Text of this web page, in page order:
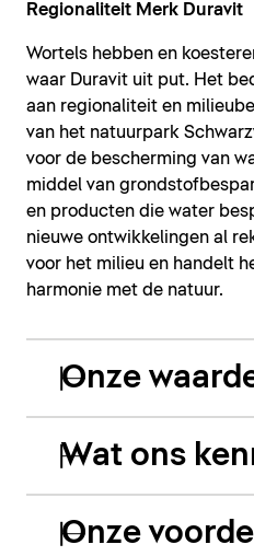
Regionaliteit Merk Duravit
Wortels hebben en
waar Duravit uit put. Het
aan regionaliteit en
van het natuurpark
voor de bescherming van
middel van
en producten die water
nieuwe ontwikkelingen al
voor het milieu en handelt
harmonie met de natuur.
Onze
Wat ons
Onze